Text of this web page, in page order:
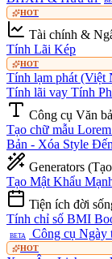
HOT
Tài chính &
Tính Lãi Kép
HOT
Tính lạm phát (Việt
Tính lãi vay Tính
Công cụ Văn
Tạo chữ mẫu
Bản - Xóa Style
Generators
Tạo Mật Khẩu
Tiện ích đời
Tính chỉ số BMI
BETA Công cụ Ngày
HOT